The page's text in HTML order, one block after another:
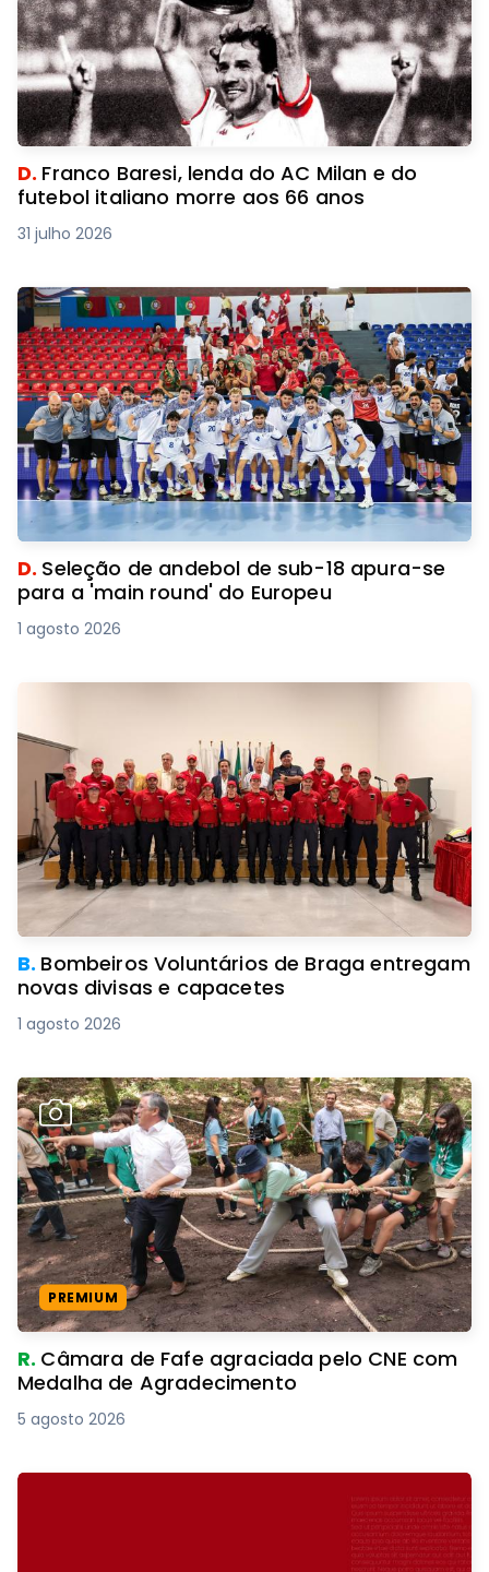
D. Franco Baresi, lenda do AC Milan e do
futebol italiano morre aos 66 anos
31 julho 2026
D. Seleção de andebol de sub-18 apura-se
para a 'main round' do Europeu
1 agosto 2026
B. Bombeiros Voluntários de Braga entregam
novas divisas e capacetes
1 agosto 2026
PREMIUM
R. Câmara de Fafe agraciada pelo CNE com
Medalha de Agradecimento
5 agosto 2026